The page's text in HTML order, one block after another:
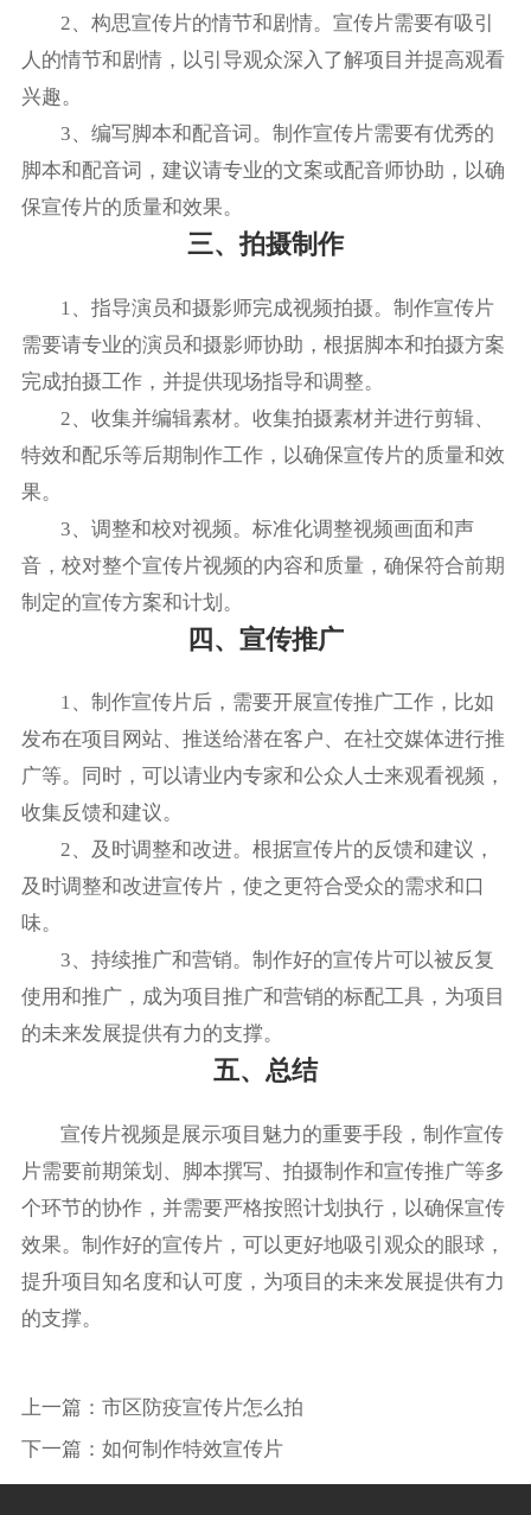
2、构思宣传片的情节和剧情。宣传片需要有吸引
人的情节和剧情，以引导观众深入了解项目并提高观看
兴趣。
3、编写脚本和配音词。制作宣传片需要有优秀的
脚本和配音词，建议请专业的文案或配音师协助，以确
保宣传片的质量和效果。
三、拍摄制作
1、指导演员和摄影师完成视频拍摄。制作宣传片
需要请专业的演员和摄影师协助，根据脚本和拍摄方案
完成拍摄工作，并提供现场指导和调整。
2、收集并编辑素材。收集拍摄素材并进行剪辑、
特效和配乐等后期制作工作，以确保宣传片的质量和效
果。
3、调整和校对视频。标准化调整视频画面和声
音，校对整个宣传片视频的内容和质量，确保符合前期
制定的宣传方案和计划。
四、宣传推广
1、制作宣传片后，需要开展宣传推广工作，比如
发布在项目网站、推送给潜在客户、在社交媒体进行推
广等。同时，可以请业内专家和公众人士来观看视频，
收集反馈和建议。
2、及时调整和改进。根据宣传片的反馈和建议，
及时调整和改进宣传片，使之更符合受众的需求和口
味。
3、持续推广和营销。制作好的宣传片可以被反复
使用和推广，成为项目推广和营销的标配工具，为项目
的未来发展提供有力的支撑。
五、总结
宣传片视频是展示项目魅力的重要手段，制作宣传
片需要前期策划、脚本撰写、拍摄制作和宣传推广等多
个环节的协作，并需要严格按照计划执行，以确保宣传
效果。制作好的宣传片，可以更好地吸引观众的眼球，
提升项目知名度和认可度，为项目的未来发展提供有力
的支撑。
上一篇： 市区防疫宣传片怎么拍
下一篇： 如何制作特效宣传片